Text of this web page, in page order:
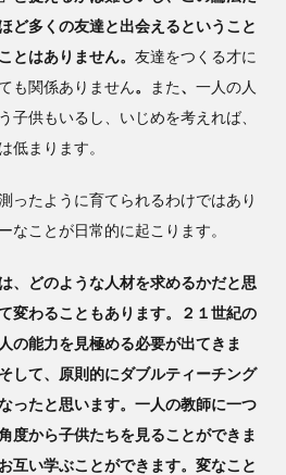
ど多くの友達と出会えるということ
とはありません。 友達をつくる才に
も関係ありません。 また、 一人の人
子供もいるし、いじめを考えれば、
低まります。
ったように育てられるわけではあり
なことが日常的に起こります。
、どのような人材を求めるかだと思
変わることもあります。２１世紀の
の能力を見極める必要が出てきま
して、原則的にダブルティーチング
ったと思います。一人の教師に一つ
度から子供たちを見ることができま
互い学ぶことができます。変なこと